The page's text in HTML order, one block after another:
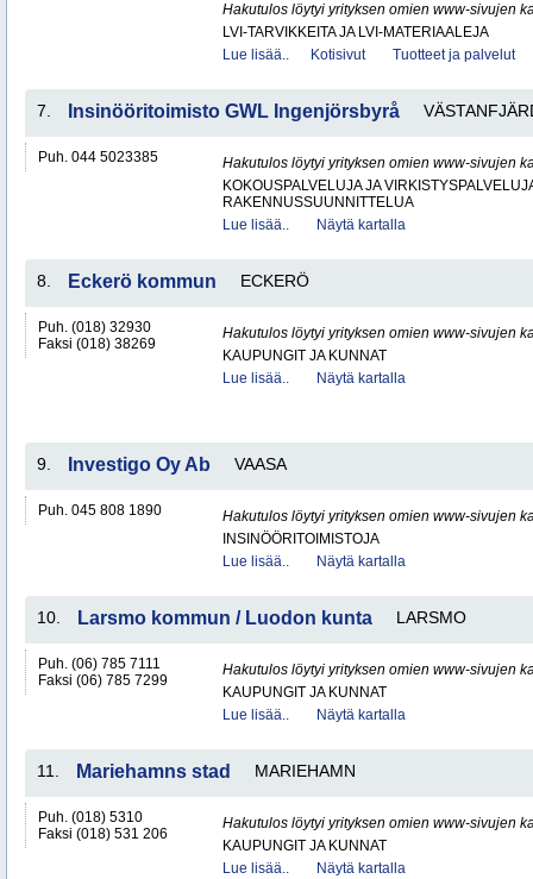
Hakutulos löytyi yrityksen omien www-sivujen
LVI-TARVIKKEITA JA LVI-MATERIAALEJA
Lue lisää..
Kotisivut Tuotteet ja palvelut
7. Insinööritoimisto GWL Ingenjörsbyrå
Puh. 044 5023385
Hakutulos löytyi yrityksen omien www-sivujen
KOKOUSPALVELUJA JA
RAKENNUSSUUNNITTELUA
Lue lisää..
Näytä kartalla
8. Eckerö kommun ECKERÖ
Puh. (018) 32930
Faksi (018) 38269
Hakutulos löytyi yrityksen omien www-sivujen
KAUPUNGIT JA KUNNAT
Lue lisää..
Näytä kartalla
9. Investigo Oy Ab VAASA
Puh. 045 808 1890
Hakutulos löytyi yrityksen omien www-sivujen
INSINÖÖRITOIMISTOJA
Lue lisää..
Näytä kartalla
10. Larsmo kommun / Luodon kunta LARSMO
Puh. (06) 785 7111
Faksi (06) 785 7299
Hakutulos löytyi yrityksen omien www-sivujen
KAUPUNGIT JA KUNNAT
Lue lisää..
Näytä kartalla
11. Mariehamns stad MARIEHAMN
Puh. (018) 5310
Faksi (018) 531 206
Hakutulos löytyi yrityksen omien www-sivujen
KAUPUNGIT JA KUNNAT
Lue lisää..
Näytä kartalla